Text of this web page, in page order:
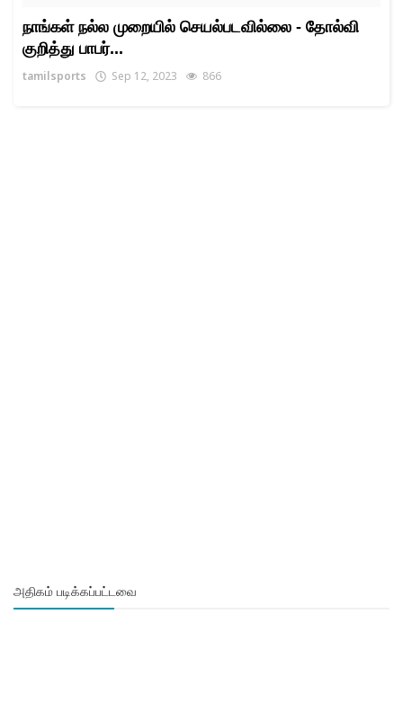
நாங்கள் நல்ல முறையில் செயல்படவில்லை - தோல்வி
குறித்து பாபர்...
tamilsports Sep 12, 2023 866
அதிகம் படிக்கப்பட்டவை